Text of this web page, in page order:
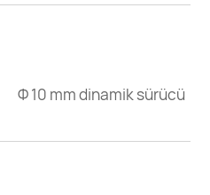
Φ 10 mm dinamik sürücü